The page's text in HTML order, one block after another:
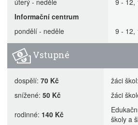
úterý - neděle
9 - 12,
Informační centrum
pondělí - neděle
9 - 12,
Vstupné
dospělí: 70 Kč žáci škol:
snížené: 50 Kč žáci
rodinné: 140 Kč
školy a